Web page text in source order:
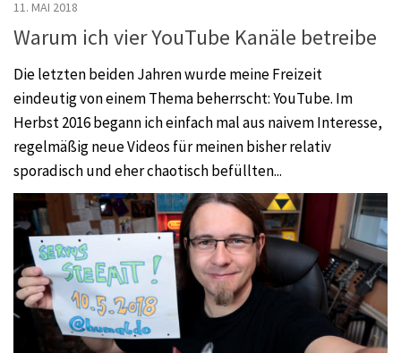
11. MAI 2018
Warum ich vier YouTube Kanäle betreibe
Die letzten beiden Jahren wurde meine Freizeit
eindeutig von einem Thema beherrscht: YouTube. Im
Herbst 2016 begann ich einfach mal aus naivem Interesse,
regelmäßig neue Videos für meinen bisher relativ
sporadisch und eher chaotisch befüllten...